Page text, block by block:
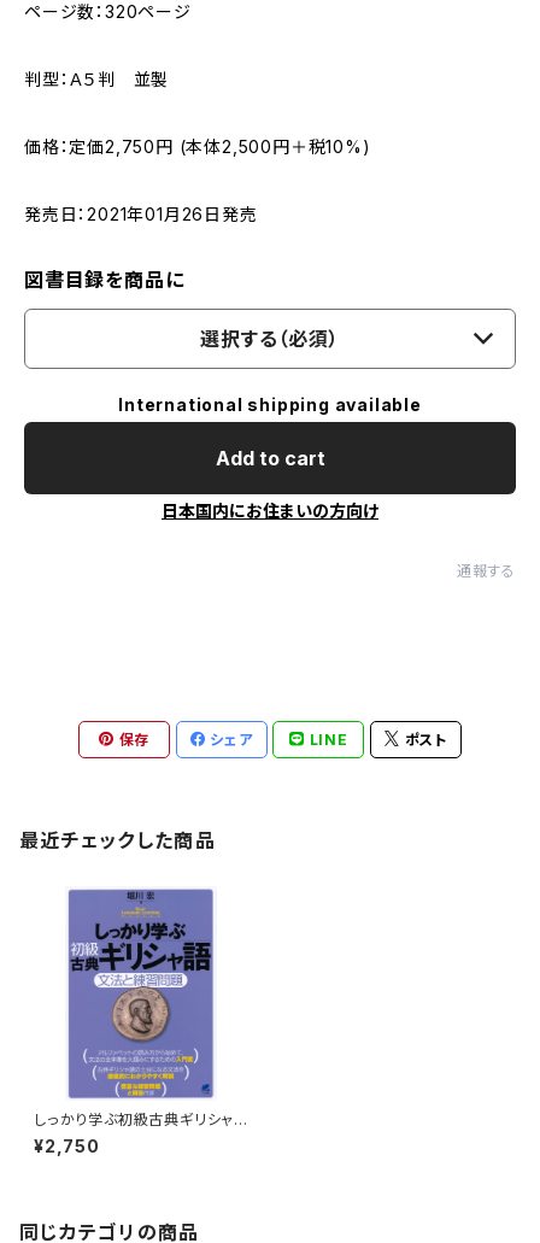
ページ数：320ページ
判型：Ａ５判 並製
価格：定価2,750円 (本体2,500円＋税10%)
発売日：2021年01月26日発売
図書目録を商品に
選択する（必須）
International shipping available
Add to cart
日本国内にお住まいの方向け
通報する
保存 シェア LINE ポスト
最近チェックした商品
しっかり学ぶ初級古典ギリシャ
語
¥2,750
同じカテゴリの商品